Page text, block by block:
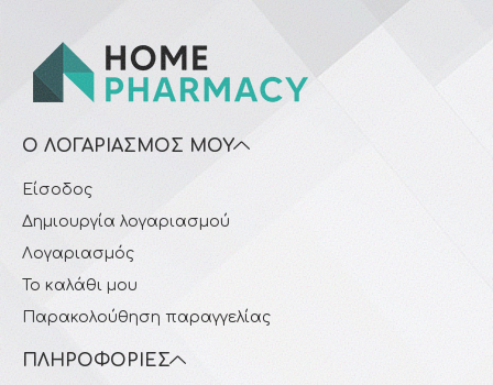
Ο ΛΟΓΑΡΙΑΣΜΌΣ ΜΟΥ
Είσοδος
Δημιουργία λογαριασμού
Λογαριασμός
Το καλάθι μου
Παρακολούθηση παραγγελίας
ΠΛΗΡΟΦΟΡΊΕΣ